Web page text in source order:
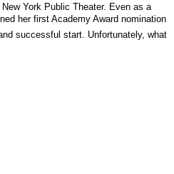
York Public Theater. Even as a
her first Academy Award nomination
successful start. Unfortunately, what